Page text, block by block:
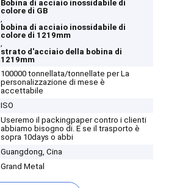
Bobina di acciaio inossidabile di
colore di GB
,
bobina di acciaio inossidabile di
colore di 1219mm
,
strato d'acciaio della bobina di
1219mm
100000 tonnellata/tonnellate per La
personalizzazione di mese è
accettabile
ISO
Useremo il packingpaper contro i clienti
abbiamo bisogno di. E se il trasporto è
sopra 10days o abbi
Guangdong, Cina
Grand Metal